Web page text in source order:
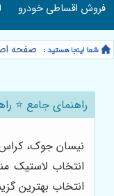
فروش اقساطی خودرو
صفحه
راهنمای جامع ⭐️
نیسان جوک،
انتخاب لاستیک
انتخاب بهترین